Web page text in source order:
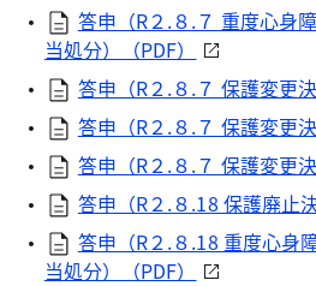
答申（R２.８.７ 重度心身
当処分）（PDF）
答申（R２.８.７ 保護変更
答申（R２.８.７ 保護変更
答申（R２.８.７ 保護変更
答申（R２.８.18 保護廃止
答申（R２.８.18 重度心身
当処分）（PDF）